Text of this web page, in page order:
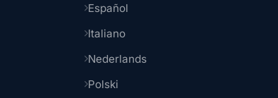
Español
Italiano
Nederlands
Polski